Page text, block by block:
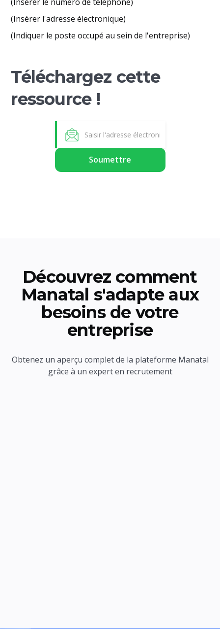
(Insérer l'adresse électronique)
(Indiquer le poste occupé au sein de l'entreprise)
Téléchargez cette
ressource !
Découvrez comment
Manatal s'adapte aux
besoins de votre
entreprise
Obtenez un aperçu complet de la plateforme Manatal
grâce à un expert en recrutement